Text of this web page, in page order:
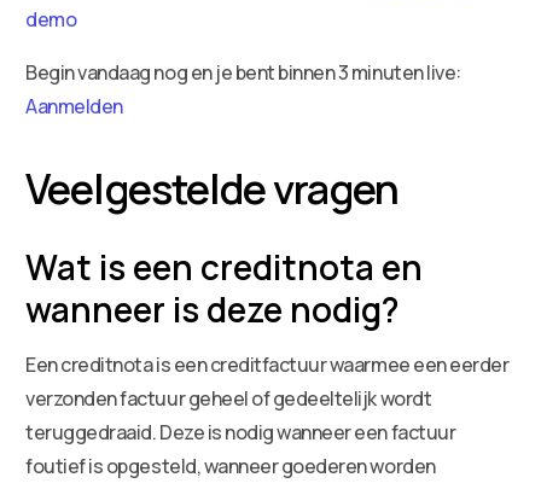
demo
Begin vandaag nog en je bent binnen 3 minuten live:
Aanmelden
Veelgestelde vragen
Wat is een creditnota en
wanneer is deze nodig?
Een creditnota is een creditfactuur waarmee een eerder
verzonden factuur geheel of gedeeltelijk wordt
teruggedraaid. Deze is nodig wanneer een factuur
foutief is opgesteld, wanneer goederen worden